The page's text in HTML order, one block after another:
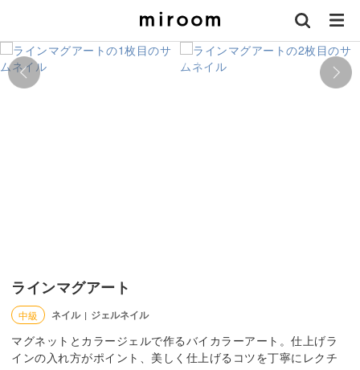
ラインマグアート
中級 ネイル | ジェルネイル
マグネットとカラージェルで作るバイカラーアート。仕上げラ
インの入れ方がポイント、美しく仕上げるコツを丁寧にレクチ